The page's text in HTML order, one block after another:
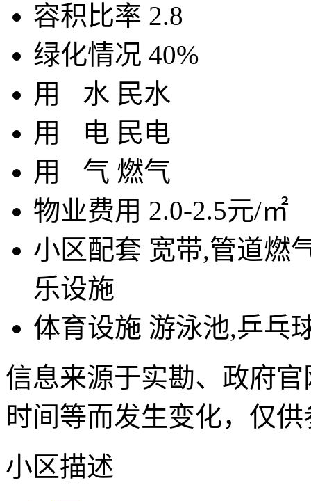
容积比率 2.8
绿化情况 40%
用 水 民水
用
电 民电
用 气 燃气
物业费用 2.0-2.5元/㎡
小区配套 宽带,管道燃
乐设施
体育设施 游泳池,乒乓
信息来源于实勘、政府
时间等而发生变化，仅
小区描述